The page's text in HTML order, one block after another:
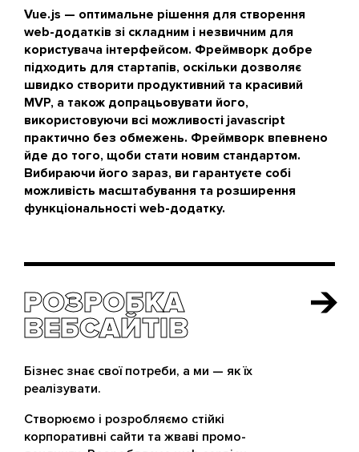
Vue.js — оптимальне рішення для створення
web-додатків зі складним і незвичним для
користувача інтерфейсом. Фреймворк добре
підходить для стартапів, оскільки дозволяє
швидко створити продуктивний та красивий
MVP, а також допрацьовувати його,
використовуючи всі можливості javascript
практично без обмежень. Фреймворк впевнено
йде до того, щоби стати новим стандартом.
Вибираючи його зараз, ви гарантуєте собі
можливість масштабування та розширення
функціональності web-додатку.
РОЗРОБКА
ВЕБСАЙТІВ
РОЗРОБКА
ВЕБСАЙТІВ
Бізнес знає свої потреби, а ми — як їх
реалізувати.
Створюємо і розробляємо стійкі
корпоративні сайти та жваві промо-